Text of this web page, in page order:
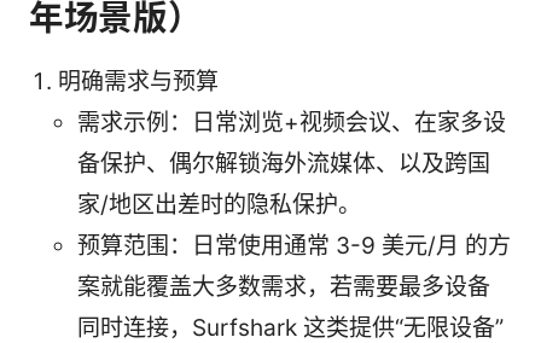
年场景版）
明确需求与预算
需求示例：日常浏览+视频会议、在家多设
备保护、偶尔解锁海外流媒体、以及跨国
家/地区出差时的隐私保护。
预算范围：日常使用通常 3-9 美元/月 的方
案就能覆盖大多数需求，若需要最多设备
同时连接，Surfshark 这类提供“无限设备”